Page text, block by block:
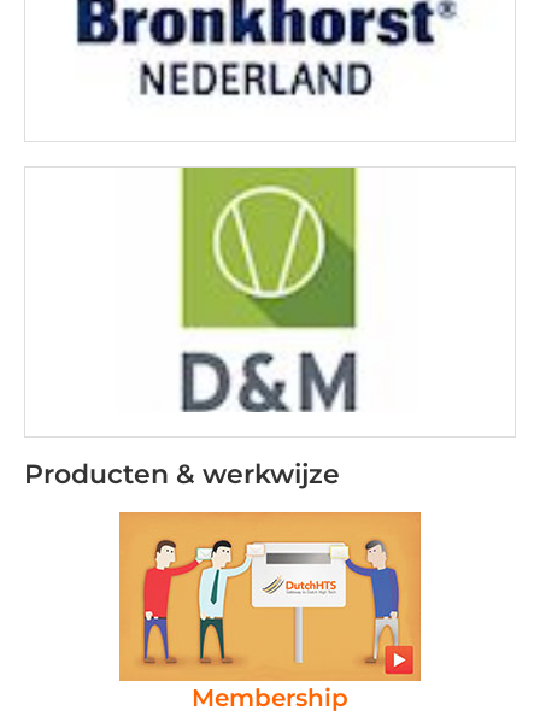
Producten & werkwijze
Membership